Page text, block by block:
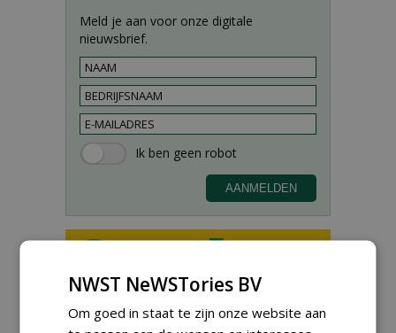
Meld je aan voor onze digitale
nieuwsbrief.
Boomtotaalzorg32-40 uur
NWST NeWSTories BV
Om goed in staat te zijn onze website aan